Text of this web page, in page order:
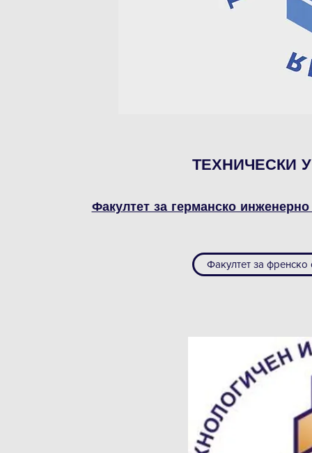
ТЕХНИЧЕСКИ
Факултет за германско
​Факултет за